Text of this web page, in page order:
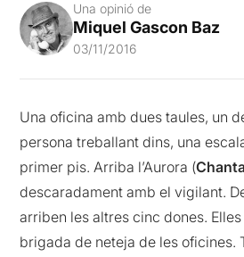
Una opinió de
Miquel Gascon Baz
03/11/2016
Una oficina amb dues taules, un
persona treballant dins, una
primer pis. Arriba l’Aurora (
descaradament amb el vigilant.
arriben les altres cinc dones.
brigada de neteja de les oficines.